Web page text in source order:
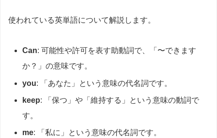
使われている英単語について解説します。
Can: 可能性や許可を表す助動詞で、「〜できます
か？」の意味です。
you: 「あなた」という意味の代名詞です。
keep: 「保つ」や「維持する」という意味の動詞で
す。
me: 「私に」という意味の代名詞です。